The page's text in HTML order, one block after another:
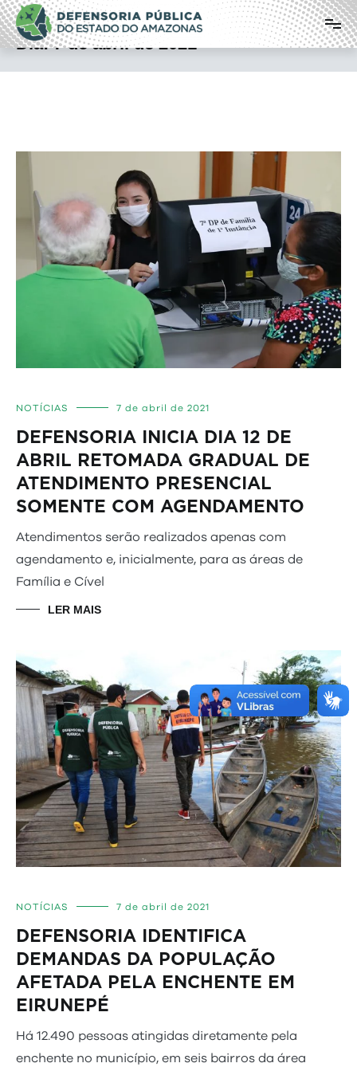
Pular
para
o
conteúdo
Defensoria Pública do Estado do
Amazonas
Dia:7 de abril de 2021
NOTÍCIAS 7 de abril de 2021
DEFENSORIA INICIA DIA 12 DE
ABRIL RETOMADA GRADUAL DE
ATENDIMENTO PRESENCIAL
SOMENTE COM AGENDAMENTO
Atendimentos serão realizados apenas com
agendamento e, inicialmente, para as áreas de
Família e Cível
LER MAIS
NOTÍCIAS 7 de abril de 2021
DEFENSORIA IDENTIFICA
DEMANDAS DA POPULAÇÃO
AFETADA PELA ENCHENTE EM
EIRUNEPÉ
Há 12.490 pessoas atingidas diretamente pela
enchente no município, em seis bairros da área